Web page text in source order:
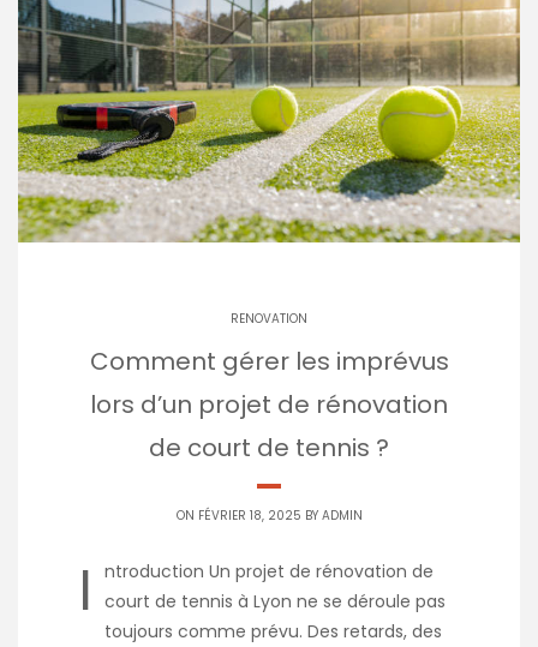
RENOVATION
Comment gérer les imprévus
lors d’un projet de rénovation
de court de tennis ?
ON FÉVRIER 18, 2025 BY ADMIN
I
ntroduction Un projet de rénovation de
court de tennis à Lyon ne se déroule pas
toujours comme prévu. Des retards, des